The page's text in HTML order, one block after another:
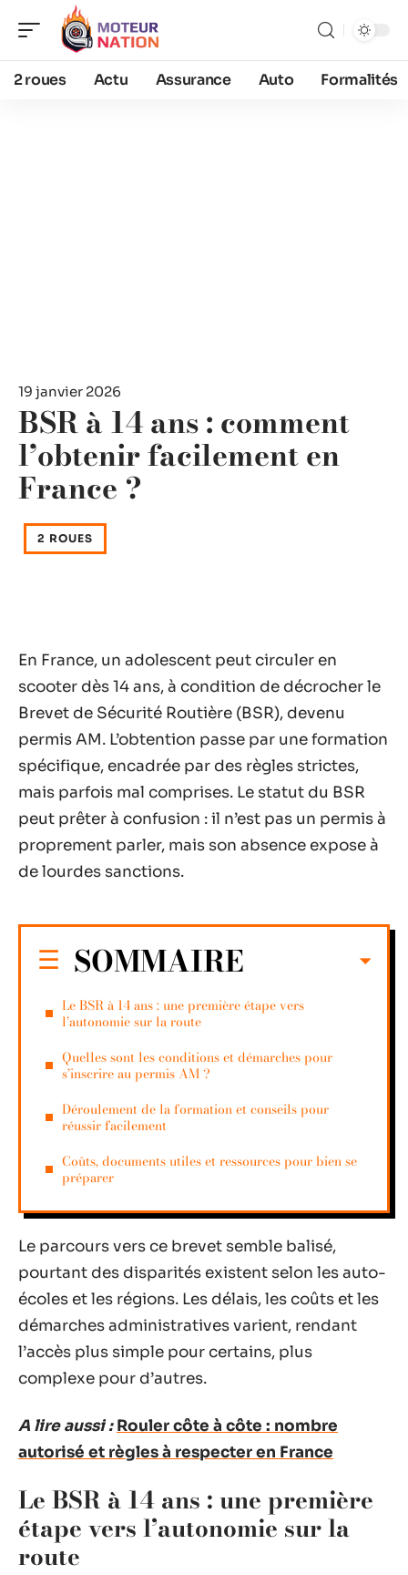
2 roues Actu Assurance Auto Formalités
19 janvier 2026
BSR à 14 ans : comment
l’obtenir facilement en
France ?
2 ROUES
En France, un adolescent peut circuler en
scooter dès 14 ans, à condition de décrocher le
Brevet de Sécurité Routière (BSR), devenu
permis AM. L’obtention passe par une formation
spécifique, encadrée par des règles strictes,
mais parfois mal comprises. Le statut du BSR
peut prêter à confusion : il n’est pas un permis à
proprement parler, mais son absence expose à
de lourdes sanctions.
SOMMAIRE
Le BSR à 14 ans : une première étape vers
l’autonomie sur la route
Quelles sont les conditions et démarches pour
s’inscrire au permis AM ?
Déroulement de la formation et conseils pour
réussir facilement
Coûts, documents utiles et ressources pour bien se
préparer
Le parcours vers ce brevet semble balisé,
pourtant des disparités existent selon les auto-
écoles et les régions. Les délais, les coûts et les
démarches administratives varient, rendant
l’accès plus simple pour certains, plus
complexe pour d’autres.
A lire aussi : Rouler côte à côte : nombre
autorisé et règles à respecter en France
Le BSR à 14 ans : une première
étape vers l’autonomie sur la
route